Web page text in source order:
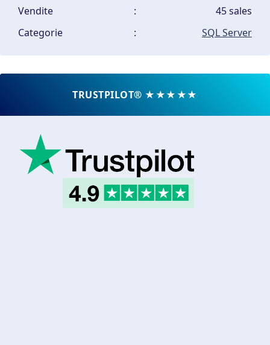
Vendite
:
45 sales
Categorie
: SQL Server
TRUSTPILOT® ★★★★★